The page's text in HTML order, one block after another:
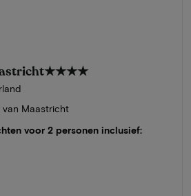
★★★★
Maastricht
voor 2 personen inclusief: